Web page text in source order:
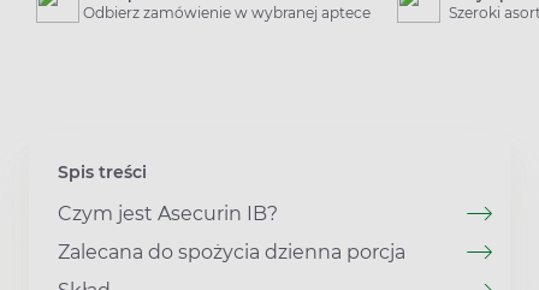
Odbierz zamówienie w wybranej aptece
Szeroki
Spis treści
Czym jest Asecurin IB?
Zalecana do spożycia dzienna porcja